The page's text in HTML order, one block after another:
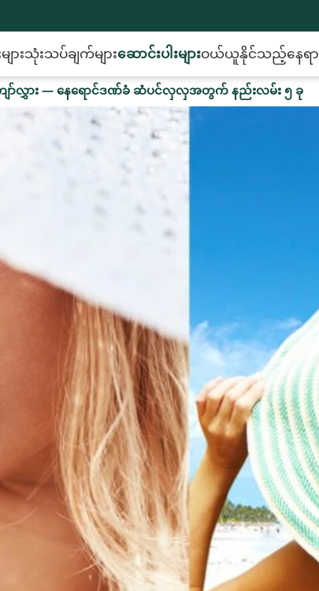
ားသုံးသပ်ချက်များဆောင်းပါးများဝယ်ယူနိုင်သည့်နေရာ
လွှား — နေရောင်ဒဏ်ခံ ဆံပင်လှလှအတွက် နည်းလမ်း ၅ ခု